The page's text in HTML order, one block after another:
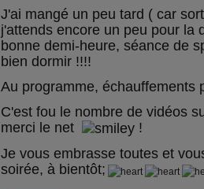
J'ai mangé un peu tard ( car
j'attends encore un peu pour la
bonne demi-heure, séance de
bien dormir !!!!
Au programme, échauffements
C'est fou le nombre de vidéos
merci le net
!
Je vous embrasse toutes et
soirée, à bientôt;